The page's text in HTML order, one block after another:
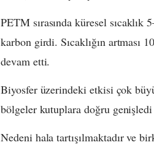
PETM sırasında küresel
karbon girdi. Sıcaklığın artması
devam etti.
Biyosfer üzerindeki etkisi çok
bölgeler kutuplara doğru
Nedeni hala tartışılmaktadır ve